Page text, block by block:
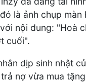
là ảnh chụp màn
nội dung: "Hoà
cuối".
dịp sinh nhật
nợ vừa mua